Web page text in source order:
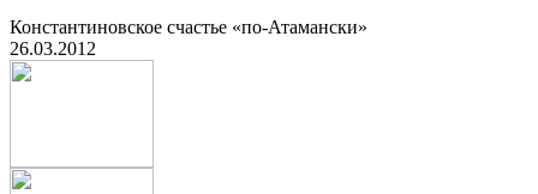
Константиновское счастье «по-Атамански»
26.03.2012